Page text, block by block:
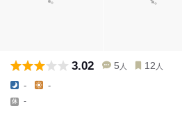
3.02 5 人 12 人
- -
-